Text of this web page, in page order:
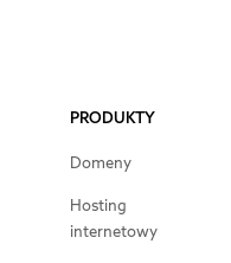
PRODUKTY
Domeny
Hosting
internetowy